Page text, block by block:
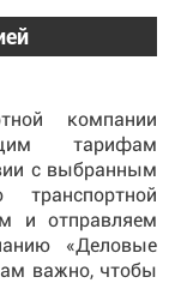
компании
тарифам
с выбранным
и отправляем
«Деловые
важно, чтобы